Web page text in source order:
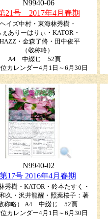
N9940-06
21号 2017年4月春期
ヘイズ中村・東海林秀樹・
ぇありーはりぃ・KATOR・
・金森了脩・田中俊平
（敬称略）
A4 中綴じ 52頁
カレンダー4月1日～6月30日
N9940-02
第17号 2016年4月春期
秀樹・KATOR・鈴本たすく・
久・沢井龍醒・照葉桜子：著
敬称略） A4 中綴じ 52頁
カレンダー4月1日～6月30日